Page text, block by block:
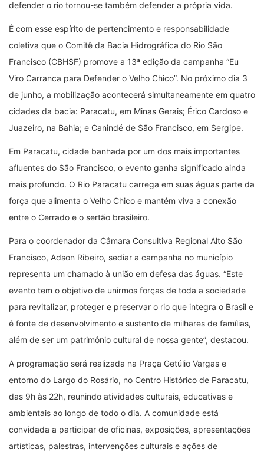
defender o rio tornou-se também defender a própria vida.
É com esse espírito de pertencimento e responsabilidade
coletiva que o Comitê da Bacia Hidrográfica do Rio São
Francisco (CBHSF) promove a 13ª edição da campanha “Eu
Viro Carranca para Defender o Velho Chico”. No próximo dia 3
de junho, a mobilização acontecerá simultaneamente em quatro
cidades da bacia: Paracatu, em Minas Gerais; Érico Cardoso e
Juazeiro, na Bahia; e Canindé de São Francisco, em Sergipe.
Em Paracatu, cidade banhada por um dos mais importantes
afluentes do São Francisco, o evento ganha significado ainda
mais profundo. O Rio Paracatu carrega em suas águas parte da
força que alimenta o Velho Chico e mantém viva a conexão
entre o Cerrado e o sertão brasileiro.
Para o coordenador da Câmara Consultiva Regional Alto São
Francisco, Adson Ribeiro, sediar a campanha no município
representa um chamado à união em defesa das águas. “Este
evento tem o objetivo de unirmos forças de toda a sociedade
para revitalizar, proteger e preservar o rio que integra o Brasil e
é fonte de desenvolvimento e sustento de milhares de famílias,
além de ser um patrimônio cultural de nossa gente”, destacou.
A programação será realizada na Praça Getúlio Vargas e
entorno do Largo do Rosário, no Centro Histórico de Paracatu,
das 9h às 22h, reunindo atividades culturais, educativas e
ambientais ao longo de todo o dia. A comunidade está
convidada a participar de oficinas, exposições, apresentações
artísticas, palestras, intervenções culturais e ações de